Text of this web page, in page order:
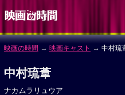
映画の時間 → 映画キャスト → 中村琉
中村琉葦
ナカムラリュウア